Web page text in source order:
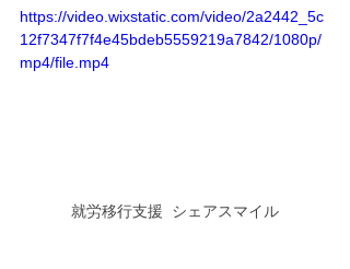
https://video.wixstatic.com/video/2a2442_5c
12f7347f7f4e45bdeb5559219a7842/1080p/
mp4/file.mp4
就労移行支援  シェアスマイル